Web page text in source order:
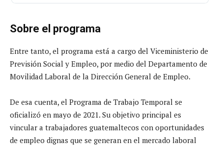
Sobre el programa
Entre tanto, el programa está a cargo del Viceministerio de
Previsión Social y Empleo, por medio del Departamento de
Movilidad Laboral de la Dirección General de Empleo.
De esa cuenta, el Programa de Trabajo Temporal se
oficializó en mayo de 2021. Su objetivo principal es
vincular a trabajadores guatemaltecos con oportunidades
de empleo dignas que se generan en el mercado laboral